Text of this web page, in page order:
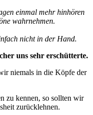
einmal mehr hinhören
wahrnehmen.
nicht in der Hand.
uns sehr erschütterte.
niemals in die Köpfe der
zu kennen, so sollten wir
zurücklehnen.